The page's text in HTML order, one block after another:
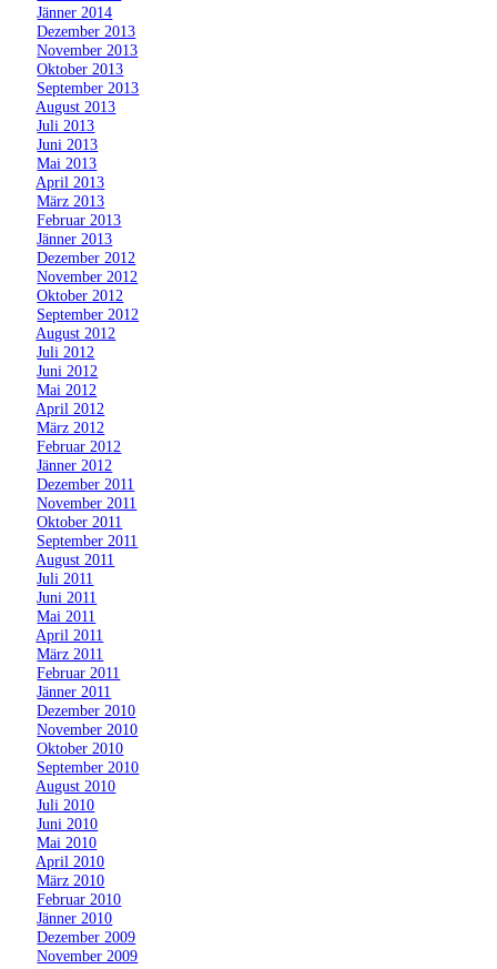
»Jänner 2014
»Dezember 2013
»November 2013
»Oktober 2013
September 2013
August 2013
»Juli 2013
»Juni 2013
»Mai 2013
April 2013
»März 2013
»Februar 2013
»Jänner 2013
»Dezember 2012
»November 2012
»Oktober 2012
September 2012
August 2012
»Juli 2012
»Juni 2012
»Mai 2012
April 2012
»März 2012
»Februar 2012
»Jänner 2012
»Dezember 2011
»November 2011
»Oktober 2011
September 2011
August 2011
»Juli 2011
»Juni 2011
»Mai 2011
April 2011
»März 2011
»Februar 2011
»Jänner 2011
»Dezember 2010
»November 2010
»Oktober 2010
September 2010
August 2010
»Juli 2010
»Juni 2010
»Mai 2010
April 2010
»März 2010
»Februar 2010
»Jänner 2010
»Dezember 2009
»November 2009